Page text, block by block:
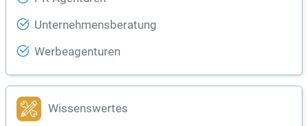
Unternehmensberatung
Werbeagenturen
Wissenswertes